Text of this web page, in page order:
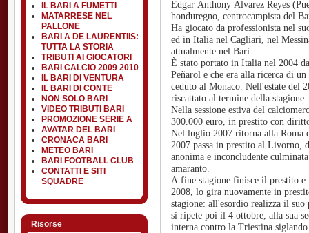
IL BARI A FUMETTI
MATARRESE NEL
PALLONE
BARI A DE LAURENTIIS:
TUTTA LA STORIA
TRIBUTI AI GIOCATORI
BARI CALCIO 2009 2010
IL BARI DI VENTURA
IL BARI DI CONTE
NON SOLO BARI
VIDEO TRIBUTI BARI
PROMOZIONE SERIE A
AVATAR DEL BARI
CRONACA BARI
METEO BARI
BARI FOOTBALL CLUB
CONTATTI E SITI
SQUADRE
Risorse
Edgar Anthony Álvarez Reyes
honduregno, centrocampista del
Ha giocato da professionista nel
ed in Italia nel Cagliari, nel
attualmente nel Bari.
È stato portato in Italia nel 2004
Peñarol e che era alla ricerca di
ceduto al Monaco. Nell'estate del
riscattato al termine della stagione.
Nella sessione estiva del
300.000 euro, in prestito con
Nel luglio 2007 ritorna alla Roma
2007 passa in prestito al Livorno,
anonima e inconcludente
amaranto.
A fine stagione finisce il prestito e
2008, lo gira nuovamente in
stagione: all'esordio realizza il
si ripete poi il 4 ottobre, alla sua
interna contro la Triestina